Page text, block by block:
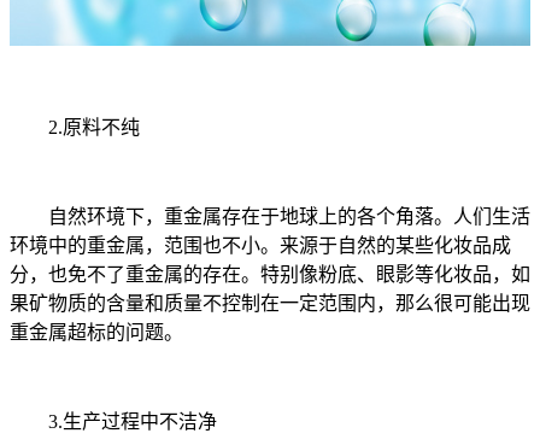
2.原料不纯
自然环境下，重金属存在于地球上的各个角落。人们生活
环境中的重金属，范围也不小。来源于自然的某些化妆品成
分，也免不了重金属的存在。特别像粉底、眼影等化妆品，如
果矿物质的含量和质量不控制在一定范围内，那么很可能出现
重金属超标的问题。
3.生产过程中不洁净